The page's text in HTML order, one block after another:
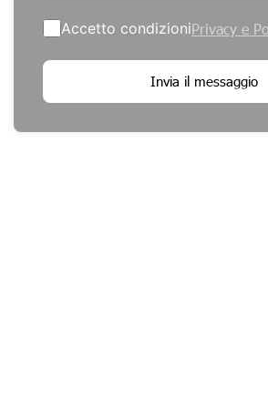
Accetto condizioniPrivacy e
Invia il messaggio